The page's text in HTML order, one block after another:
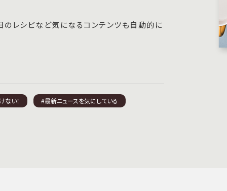
のレシピなど気になるコンテンツも自動的に
ない！ #最新ニュースを気にしている